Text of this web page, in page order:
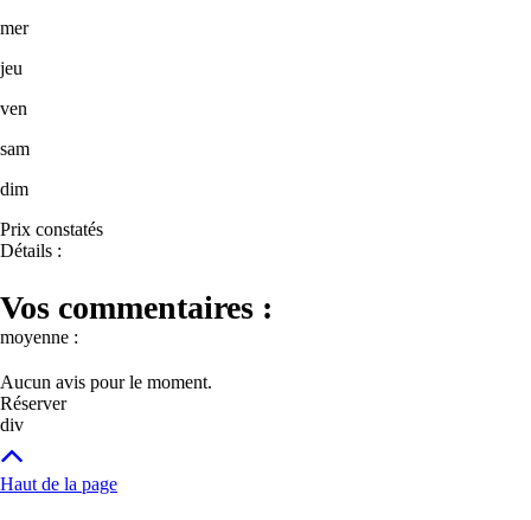
mer
jeu
ven
sam
dim
Prix constatés
Détails :
Vos commentaires :
moyenne :
Aucun avis pour le moment.
Réserver
div
Haut de la page